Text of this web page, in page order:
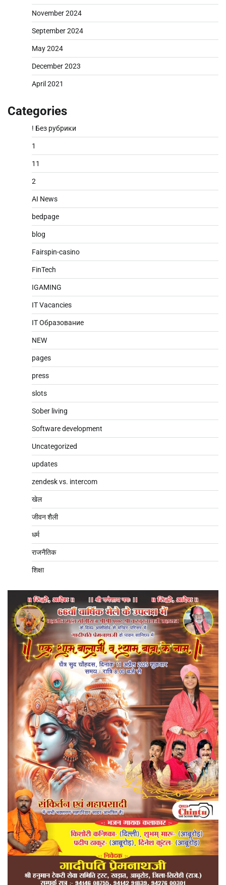
November 2024
September 2024
May 2024
December 2023
April 2021
Categories
! Без рубрики
1
11
2
AI News
bedpage
blog
Fairspin-casino
FinTech
IGAMING
IT Vacancies
IT Образование
NEW
pages
press
slots
Sober living
Software development
Uncategorized
updates
zendesk vs. intercom
खेल
जीवन शैली
धर्म
राजनैतिक
शिक्षा